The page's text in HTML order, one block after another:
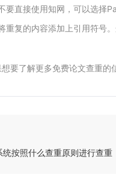
要直接使用知网，可以选择
重复的内容添加上引用符号
要了解更多免费论文查重的
统按照什么查重原则进行查重